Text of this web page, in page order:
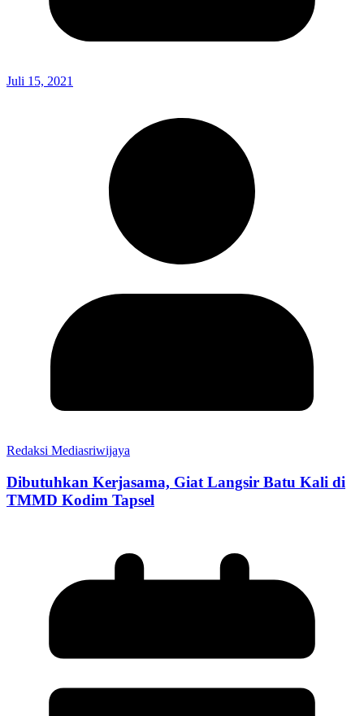
Juli 15, 2021
Redaksi Mediasriwijaya
Dibutuhkan Kerjasama, Giat Langsir Batu Kali di
TMMD Kodim Tapsel